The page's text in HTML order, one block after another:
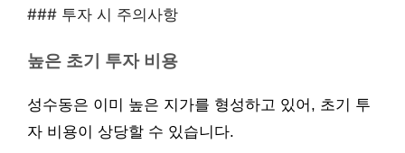
### 투자 시 주의사항
높은 초기 투자 비용
성수동은 이미 높은 지가를 형성하고 있어, 초기 투
자 비용이 상당할 수 있습니다.